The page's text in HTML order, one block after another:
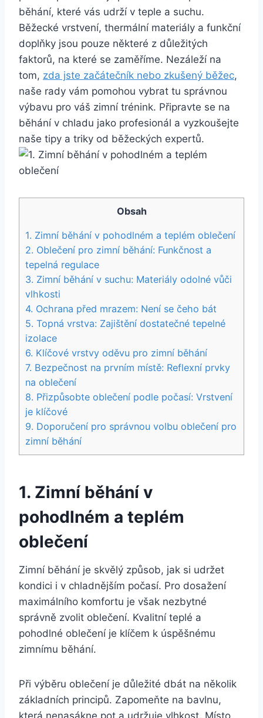
běhání, které vás udrží v teple a suchu.
Běžecké vrstvení, thermální materiály a funkční
doplňky jsou pouze některé z důležitých
faktorů, na které se zaměříme. Nezáleží na
tom, zda jste začátečník nebo zkušený běžec,
naše rady vám pomohou vybrat tu správnou
výbavu pro váš zimní trénink. Připravte se na
běhání v chladu jako profesionál a vyzkoušejte
naše tipy a triky od běžeckých expertů.
Obsah
1. Zimní běhání v pohodlném a teplém oblečení
2. Oblečení pro zimní běhání: Funkčnost a
tepelná regulace
3. Zimní běhání v suchu: Materiály odolné vůči
vlhkosti
4. Ochrana před mrazem: Není se čeho bát
5. Topná vrstva: Zajištění dostatečné tepelné
izolace
6. Klíčové vrstvy oděvu pro zimní běhání
7. Bezpečnost na prvním místě: Reflexní prvky
na oblečení
8. Přizpůsobte oblečení podle počasí: Vrstvení
je klíčové
9. Doporučení pro správnou volbu oblečení pro
zimní běhání
1. Zimní běhání v
pohodlném a teplém
oblečení
Zimní běhání je skvělý způsob, jak si udržet
kondici i v chladnějším počasí. Pro dosažení
maximálního komfortu je však nezbytné
správně zvolit oblečení. Kvalitní teplé a
pohodlné oblečení je klíčem k úspěšnému
zimnímu běhání.
Při výběru oblečení je důležité dbát na několik
základních principů. Zapomeňte na bavlnu,
která nenasákne pot a udržuje vlhkost. Místo